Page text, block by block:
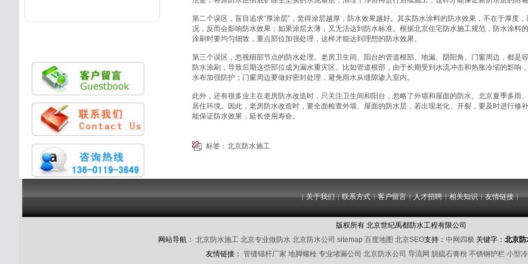
第二个误区，盲目追求“厚涂层”，觉得涂层越厚，防水效果越好。其实防水涂料的防水效果，不在于厚度
况，反而会影响防水效果；如果涂层太薄，又无法达到防水标准。根据北京住宅防水施工规范，防水涂料
涂刷时要均匀细致，重点部位加强处理，这样才能达到理想的防水效果。
第三个误区，忽视细部节点的防水处理。老房卫生间、阳台的管道根部、地漏、阴阳角、门窗周边，都
防水涂刷，导致后期这些部位成为漏水重灾区。比如管道根部，由于长期受到水流冲击和热胀冷缩的影
水布加强防护；门窗周边要做好密封处理，避免雨水从缝隙渗入室内。
此外，还有很多业主在老房防水改造时，只关注卫生间和阳台，忽略了外墙和屋面的防水。北京夏季多
居住环境。因此，老房防水改造时，要全面检查外墙、屋面的防水层，若出现老化、开裂，要及时进行
能保证防水效果，延长使用寿命。
标签： 北京防水施工
|关于我们 |联系方式 |客户留言 |人才招聘 |相关知识 |友情链接 |
版权所有 北京世纪禹都防水工程有限公司
网站导航： 北京防水施工 北京专业做防水 北京防水公司 sitemap 百度地图 北京SEO支持： 中网四极 关键字： 北京防
友情链接： 管缝锚杆厂家 地脚螺栓 专业堵漏公司 北京防水公司 导流网 脱硫石膏粉 不锈钢护栏 小型